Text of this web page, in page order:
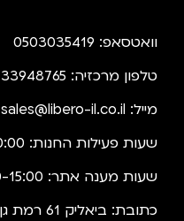
וואטסאפ: 0503035419
טלפון מרכזיה: 0733948765
מייל: sales@libero-il.co.il
שעות פעילות החנות: 10:00-20:00
שעות מענה אתר: 10:00-15:00
כתובת: ביאליק 61 רמת גן